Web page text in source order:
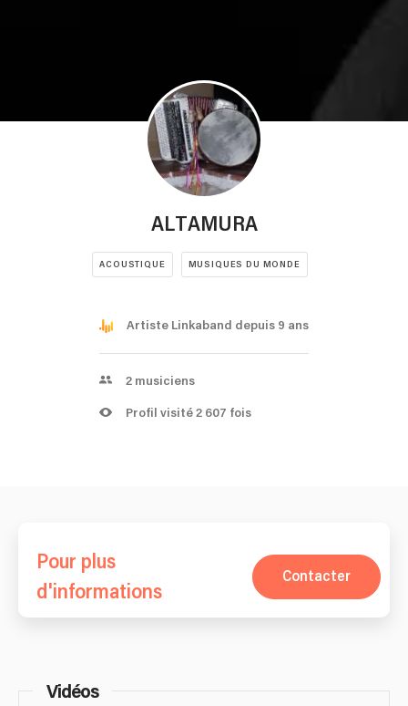
ALTAMURA
ACOUSTIQUE MUSIQUES DU MONDE
Artiste Linkaband depuis 9 ans
2 musiciens
Profil visité 2 607 fois
Pour plus
d'informations
Contacter
Vidéos